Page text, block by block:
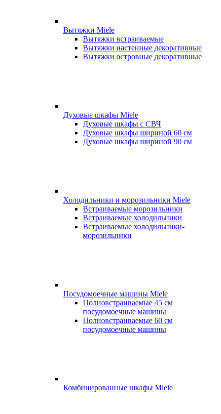
Вытяжки Miele
Вытяжки встраиваемые
Вытяжки настенные декоративные
Вытяжки островные декоративные
Духовые шкафы Miele
Духовые шкафы с СВЧ
Духовые шкафы шириной 60 см
Духовые шкафы шириной 90 см
Холодильники и морозильники Miele
Встраиваемые морозильники
Встраиваемые холодильники
Встраиваемые холодильники-
морозильники
Посудомоечные машины Miele
Полновстраиваемые 45 см
посудомоечные машины
Полновстраиваемые 60 см
посудомоечные машины
Комбинированные шкафы Miele